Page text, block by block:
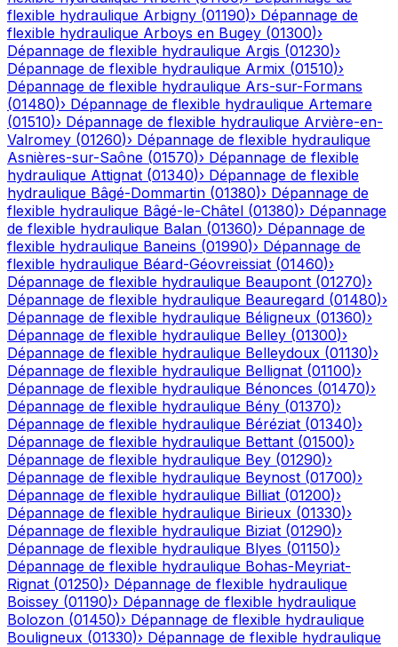
flexible hydraulique Arbigny (01190)› Dépannage de
flexible hydraulique Arboys en Bugey (01300)›
Dépannage de flexible hydraulique Argis (01230)›
Dépannage de flexible hydraulique Armix (01510)›
Dépannage de flexible hydraulique Ars-sur-Formans
(01480)› Dépannage de flexible hydraulique Artemare
(01510)› Dépannage de flexible hydraulique Arvière-en-
Valromey (01260)› Dépannage de flexible hydraulique
Asnières-sur-Saône (01570)› Dépannage de flexible
hydraulique Attignat (01340)› Dépannage de flexible
hydraulique Bâgé-Dommartin (01380)› Dépannage de
flexible hydraulique Bâgé-le-Châtel (01380)› Dépannage
de flexible hydraulique Balan (01360)› Dépannage de
flexible hydraulique Baneins (01990)› Dépannage de
flexible hydraulique Béard-Géovreissiat (01460)›
Dépannage de flexible hydraulique Beaupont (01270)›
Dépannage de flexible hydraulique Beauregard (01480)›
Dépannage de flexible hydraulique Béligneux (01360)›
Dépannage de flexible hydraulique Belley (01300)›
Dépannage de flexible hydraulique Belleydoux (01130)›
Dépannage de flexible hydraulique Bellignat (01100)›
Dépannage de flexible hydraulique Bénonces (01470)›
Dépannage de flexible hydraulique Bény (01370)›
Dépannage de flexible hydraulique Béréziat (01340)›
Dépannage de flexible hydraulique Bettant (01500)›
Dépannage de flexible hydraulique Bey (01290)›
Dépannage de flexible hydraulique Beynost (01700)›
Dépannage de flexible hydraulique Billiat (01200)›
Dépannage de flexible hydraulique Birieux (01330)›
Dépannage de flexible hydraulique Biziat (01290)›
Dépannage de flexible hydraulique Blyes (01150)›
Dépannage de flexible hydraulique Bohas-Meyriat-
Rignat (01250)› Dépannage de flexible hydraulique
Boissey (01190)› Dépannage de flexible hydraulique
Bolozon (01450)› Dépannage de flexible hydraulique
Bouligneux (01330)› Dépannage de flexible hydraulique